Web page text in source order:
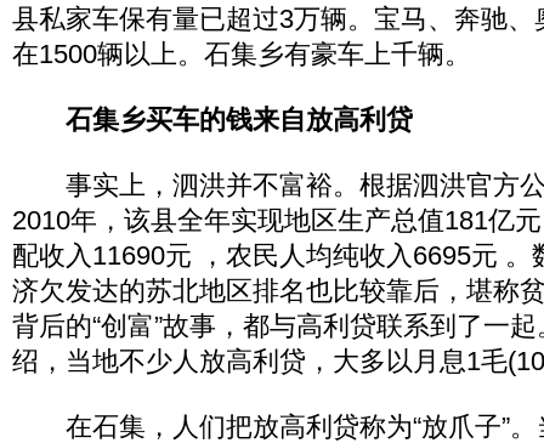
县私家车保有量已超过3万辆。宝马、奔驰
在1500辆以上。石集乡有豪车上千辆。
石集乡买车的钱来自放高利贷
事实上，泗洪并不富裕。根据泗洪官方
2010年，该县全年实现地区生产总值181亿
配收入11690元 ，农民人均纯收入6695元 。
济欠发达的苏北地区排名也比较靠后，堪称
背后的“创富”故事，都与高利贷联系到了一
绍，当地不少人放高利贷，大多以月息1毛
在石集，人们把放高利贷称为“放爪子”。